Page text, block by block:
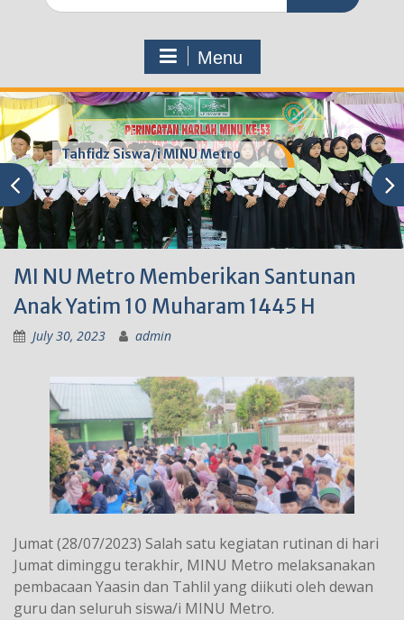
Menu
Tahfidz Siswa/i MINU Metro
MI NU Metro Memberikan Santunan
Anak Yatim 10 Muharam 1445 H
July 30, 2023 admin
Jumat (28/07/2023) Salah satu kegiatan rutinan di hari
Jumat diminggu terakhir, MINU Metro melaksanakan
pembacaan Yaasin dan Tahlil yang diikuti oleh dewan
guru dan seluruh siswa/i MINU Metro.